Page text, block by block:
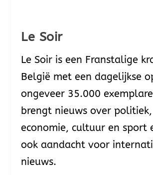
Le Soir
Le Soir is een Franstalige
België met een dagelijkse
ongeveer 35.000
brengt nieuws over politiek,
economie, cultuur en sport
ook aandacht voor
nieuws.